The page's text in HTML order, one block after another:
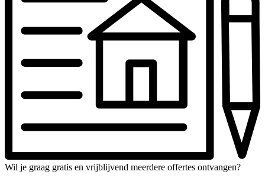
Wil je graag gratis en vrijblijvend meerdere offertes ontvangen?